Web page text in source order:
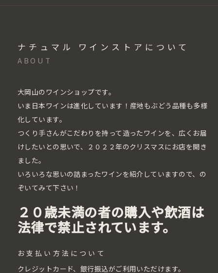
ナチュマル ワインストアについて
ABOUT
大岡山のワインショップです。
いま日本ワインは進化しています！産地もぶどう品種も多様
化しています。
つくり手さんがこだわりを持って造ったワインを、広くお届
けしたいとの思いで、２０２２年のクリスマスにお店を開き
ました。
いろいろな思いの詰まったワインを紹介していますので、の
ぞいてみて下さい！
２０歳未満の者の購入や飲酒は
法律で禁止されています。
お支払い方法について
クレジットカード、銀行振込がご利用いただけます。